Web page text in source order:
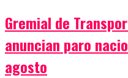
Gremial de
anuncian paro
agosto